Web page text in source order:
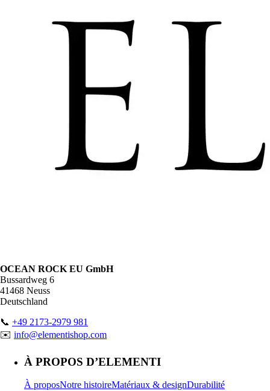
OCEAN ROCK EU GmbH
Bussardweg 6
41468 Neuss
Deutschland
📞 +49 2173-2979 981
✉️ info@elementishop.com
À PROPOS D’ELEMENTI
À proposNotre histoireMatériaux & designDurabilité